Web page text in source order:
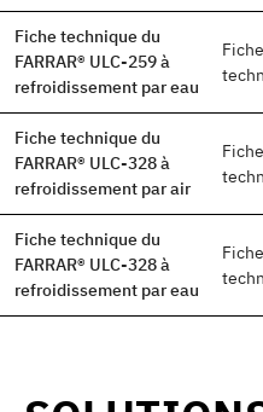
Fiche technique du
FARRAR® ULC-259 à
refroidissement par eau
Fiche
Fiche technique du
FARRAR® ULC-328 à
refroidissement par air
Fiche
Fiche technique du
FARRAR® ULC-328 à
refroidissement par eau
Fiche